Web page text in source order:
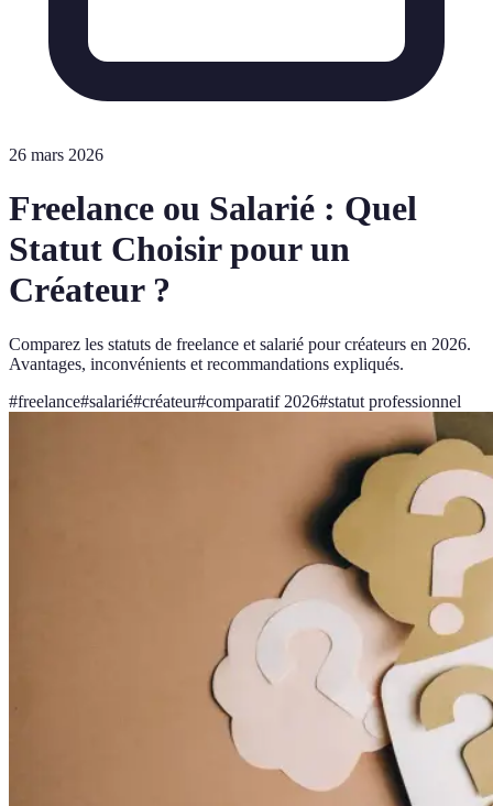
26 mars 2026
Freelance ou Salarié : Quel
Statut Choisir pour un
Créateur ?
Comparez les statuts de freelance et salarié pour créateurs en 2026.
Avantages, inconvénients et recommandations expliqués.
#freelance#salarié#créateur#comparatif 2026#statut professionnel